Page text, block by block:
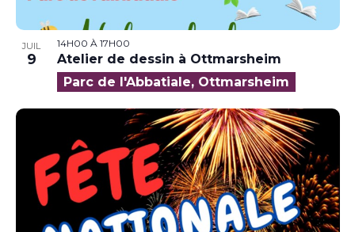
JUIL
9
14H00 À 17H00
Atelier de dessin à Ottmarsheim
Parc de l'Abbatiale, Ottmarsheim